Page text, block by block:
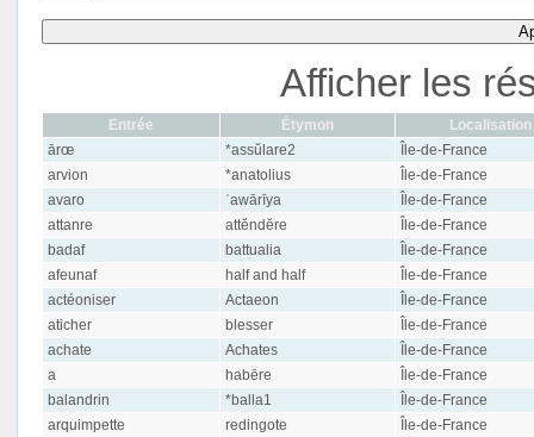
Afficher les
Entrée Étymon
Localisation
ārœ
*assŭlare2
Île-de-France
arvion
*anatolius
Île-de-France
avaro
ʿawārīya
Île-de-France
attanre
attĕndĕre
Île-de-France
badaf
battualia
Île-de-France
afeunaf
half and half
Île-de-France
actéoniser
Actaeon
Île-de-France
aticher
blesser
Île-de-France
achate
Achates
Île-de-France
a
habēre
Île-de-France
balandrin
*balla1
Île-de-France
arquimpette
redingote
Île-de-France